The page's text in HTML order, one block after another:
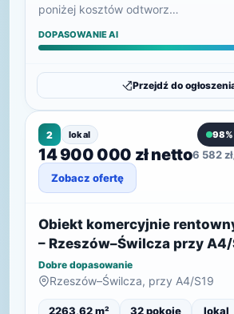
poniżej kosztów odtworz…
DOPASOWANIE AI
Przejdź do
2 lokal 98%
14 900 000 zł netto6 582
Zobacz ofertę
Obiekt komercyjnie
– Rzeszów–Świlcza przy A4/
Dobre dopasowanie
Rzeszów–Świlcza, przy A4/S19
2263,62 m² 32 pokoje lokal